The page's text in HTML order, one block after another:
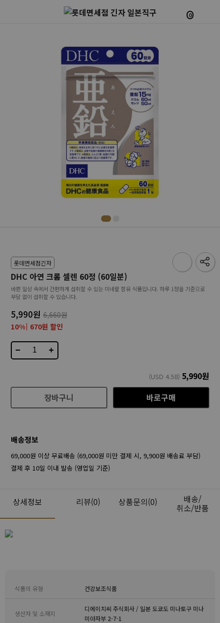
0
롯데면세점긴자
DHC 아연 크롬 셀렌 60정 (60일분)
바쁜 일상 속에서 간편하게 섭취할 수 있는 미네랄 함유 식품입니다. 하루 1정을 기준으로
부담 없이 섭취할 수 있습니다.
5,990원 6,660원
10% 670원 할인
− +
(USD 4.58) 5,990원
장바구니
바로구매
배송정보
69,000원 이상 무료배송 (69,000원 미만 결제 시, 9,900원 배송료 부담)
결제 후 10일 이내 발송 (영업일 기준)
상세정보 리뷰(0) 상품문의(0) 배송/
취소/반품
식품의 유형 건강보조식품
생산자 및 소재지
디에이치씨 주식회사 / 일본 도쿄도 미나토구 미나
미아자부 2-7-1